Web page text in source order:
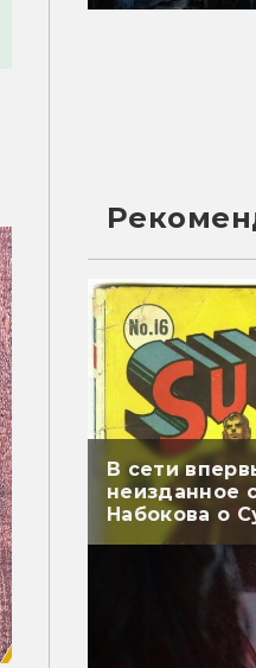
В сети
неизданное
Набокова о
перевели